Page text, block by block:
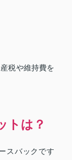
税や維持費を
トは？
スバックです